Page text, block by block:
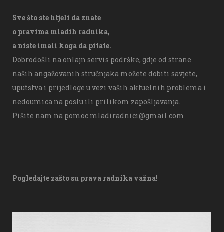
Sve što ste htjeli da znate
o pravima mladih radnika,
a niste imali koga da pitate.
Dobrodošli na onlajn servis podrške, gdje od strane
naših angažovanih stručnjaka možete dobiti savjete,
uputstva i prijedloge u vezi vaših aktuelnih problema i
nedoumica na poslu ili prilikom zapošljavanja.
Pišite nam na pomoc.mladiradnici@gmail.com
Pogledajte zašto su prava radnika važna!